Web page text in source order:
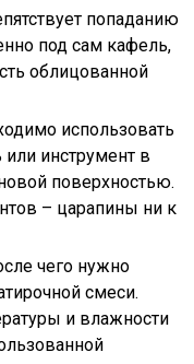
попаданию
под сам кафель,
облицованной
использовать
инструмент в
поверхностью.
– царапины ни к
чего нужно
смеси.
и влажности